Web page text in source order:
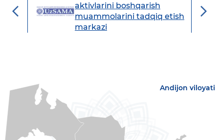
aktivlarini boshqarish
muammolarini tadqiq etish
markazi
Andijon viloyati